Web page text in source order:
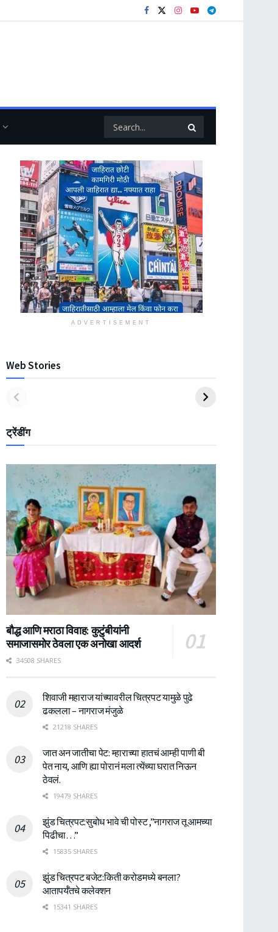
ADVERTISEMENT
Web Stories
ट्रेंडींग
बौद्ध आणि मराठा विवाह: कुटुंबीयांनी
समाजासमोर ठेवला एक अनोखा आदर्श
34508 SHARES
शिवाजी महाराज यांच्यावरील चित्रपट यामुळे पुढे
ढकलला – नागराज मंजुळे
21218 SHARES
जात अन जातीचा पेट: म्हाराच्या हातचं आम्ही पाणी बी
पेत नाय, आणि ह्या पोरानं मला त्येंच्या घरात निऊन
ठेवलं.
19479 SHARES
झुंड चित्रपट:सुबोध भावे ची पोस्ट ,”नागराज तू आमच्या
पिढीचा…”
15835 SHARES
झुंड चित्रपट बजेट:किती करोडमध्ये बनला?
आतापर्यँतचे कलेक्शन
15341 SHARES